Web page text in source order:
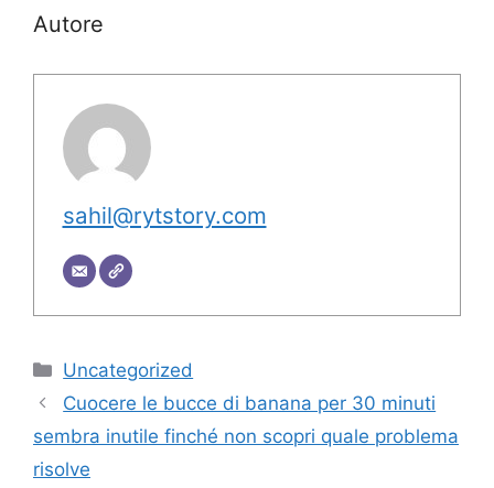
Autore
sahil@rytstory.com
Categorie
Uncategorized
Cuocere le bucce di banana per 30 minuti
sembra inutile finché non scopri quale problema
risolve